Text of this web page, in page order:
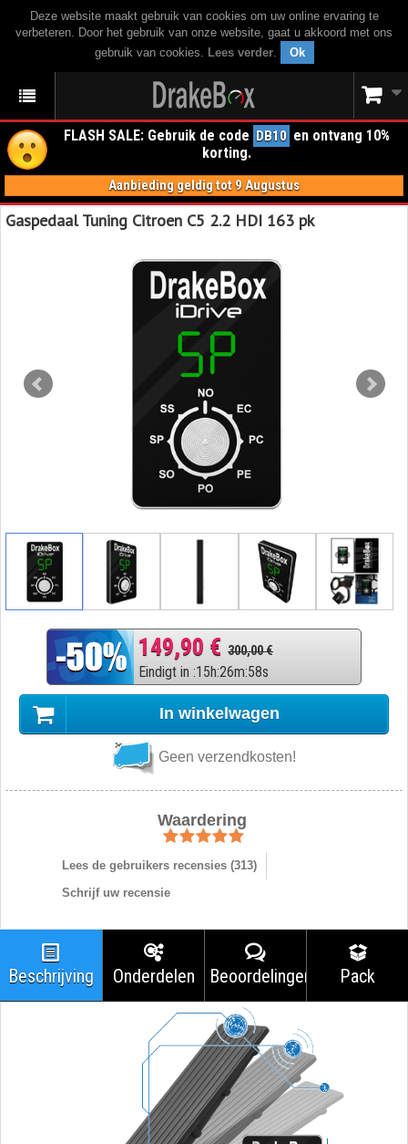
Deze website maakt gebruik van cookies om uw online ervaring te
verbeteren. Door het gebruik van onze website, gaat u akkoord met ons
gebruik van cookies. Lees verder. Ok
FLASH SALE: Gebruik de code DB10 en ontvang 10%
korting.
Aanbieding geldig tot 9 Augustus
Gaspedaal Tuning Citroen C5 2.2 HDI 163 pk
149,90 € 300,00 €
Eindigt in :15h:26m:57s
In winkelwagen
Geen verzendkosten!
Waardering
Lees de gebruikers recensies (313)
Schrijf uw recensie
Beschrijving Onderdelen Beoordelingen Pack